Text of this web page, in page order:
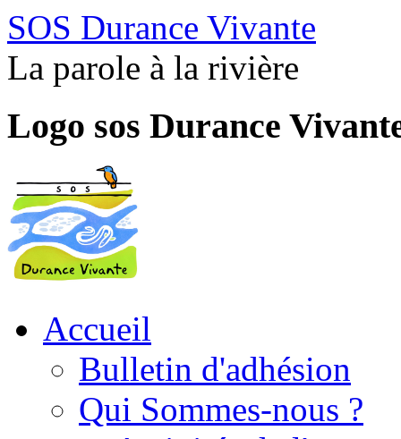
SOS Durance Vivante
La parole à la rivière
Logo sos Durance
Accueil
Bulletin d'adhésion
Qui Sommes-nous ?